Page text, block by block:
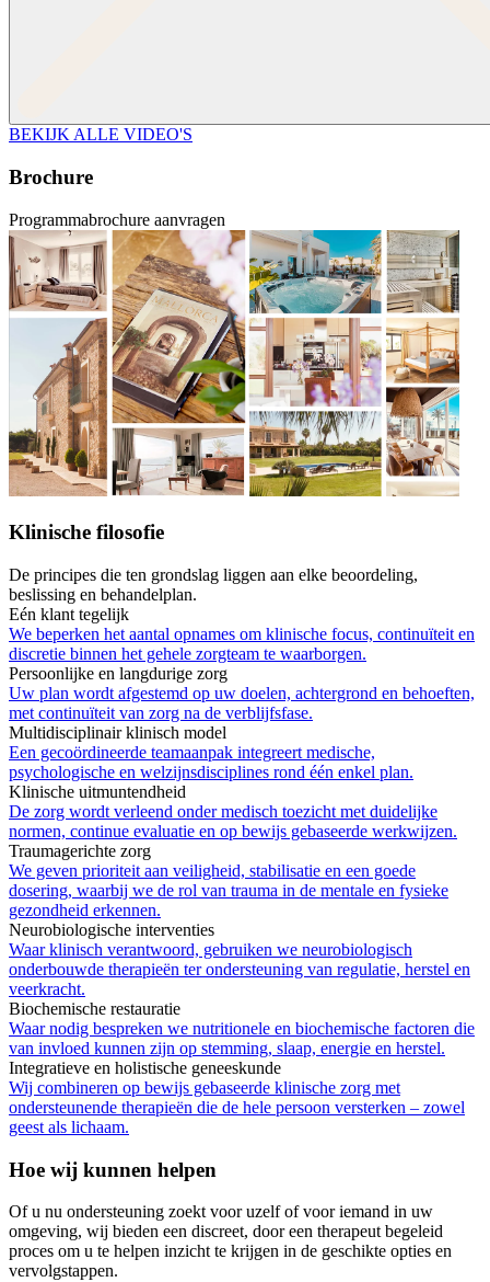
BEKIJK ALLE VIDEO'S
Brochure
Programmabrochure aanvragen
Klinische filosofie
De principes die ten grondslag liggen aan elke beoordeling,
beslissing en behandelplan.
Eén klant tegelijk
We beperken het aantal opnames om klinische focus, continuïteit en
discretie binnen het gehele zorgteam te waarborgen.
Persoonlijke en langdurige zorg
Uw plan wordt afgestemd op uw doelen, achtergrond en behoeften,
met continuïteit van zorg na de verblijfsfase.
Multidisciplinair klinisch model
Een gecoördineerde teamaanpak integreert medische,
psychologische en welzijnsdisciplines rond één enkel plan.
Klinische uitmuntendheid
De zorg wordt verleend onder medisch toezicht met duidelijke
normen, continue evaluatie en op bewijs gebaseerde werkwijzen.
Traumagerichte zorg
We geven prioriteit aan veiligheid, stabilisatie en een goede
dosering, waarbij we de rol van trauma in de mentale en fysieke
gezondheid erkennen.
Neurobiologische interventies
Waar klinisch verantwoord, gebruiken we neurobiologisch
onderbouwde therapieën ter ondersteuning van regulatie, herstel en
veerkracht.
Biochemische restauratie
Waar nodig bespreken we nutritionele en biochemische factoren die
van invloed kunnen zijn op stemming, slaap, energie en herstel.
Integratieve en holistische geneeskunde
Wij combineren op bewijs gebaseerde klinische zorg met
ondersteunende therapieën die de hele persoon versterken – zowel
geest als lichaam.
Hoe wij kunnen helpen
Of u nu ondersteuning zoekt voor uzelf of voor iemand in uw
omgeving, wij bieden een discreet, door een therapeut begeleid
proces om u te helpen inzicht te krijgen in de geschikte opties en
vervolgstappen.